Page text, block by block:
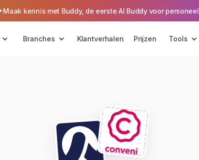
Maak kennis met Buddy, de eerste AI Buddy voor personeel
Branches Klantverhalen Prijzen Tools